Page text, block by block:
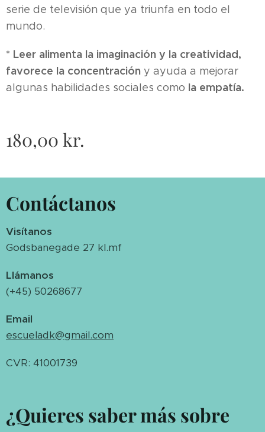
serie de televisión que ya triunfa en todo el
mundo.
* Leer alimenta la imaginación y la creatividad,
favorece la concentración y ayuda a mejorar
algunas habilidades sociales como la empatía.
180,00 kr.
Contáctanos
Visítanos
Godsbanegade 27 kl.mf
Llámanos
(+45) 50268677
Email
escueladk@gmail.com
CVR: 41001739
¿Quieres saber más sobre